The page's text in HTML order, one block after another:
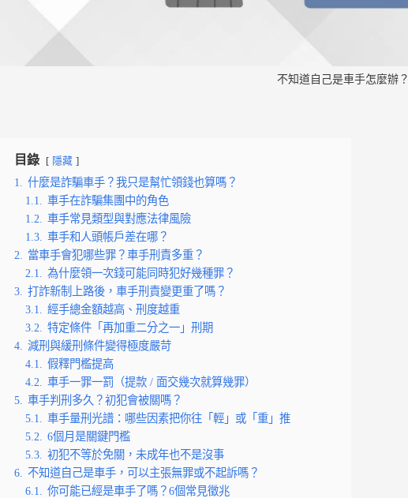
不知道自己是車手怎麼辦？
目錄 隱藏
1.
什麼是詐騙車手？我只是幫忙領錢也算嗎？
1.1.
車手在詐騙集團中的角色
1.2.
車手常見類型與對應法律風險
1.3.
車手和人頭帳戶差在哪？
2.
當車手會犯哪些罪？車手刑責多重？
2.1.
為什麼領一次錢可能同時犯好幾種罪？
3.
打詐新制上路後，車手刑責變更重了嗎？
3.1.
經手總金額越高、刑度越重
3.2.
特定條件「再加重二分之一」刑期
4.
減刑與緩刑條件變得極度嚴苛
4.1.
假釋門檻提高
4.2.
車手一罪一罰（提款 / 面交幾次就算幾罪）
5.
車手判刑多久？初犯會被關嗎？
5.1.
車手量刑光譜：哪些因素把你往「輕」或「重」推
5.2.
6個月是關鍵門檻
5.3.
初犯不等於免關，未成年也不是沒事
6.
不知道自己是車手，可以主張無罪或不起訴嗎？
6.1.
你可能已經是車手了嗎？6個常見徵兆